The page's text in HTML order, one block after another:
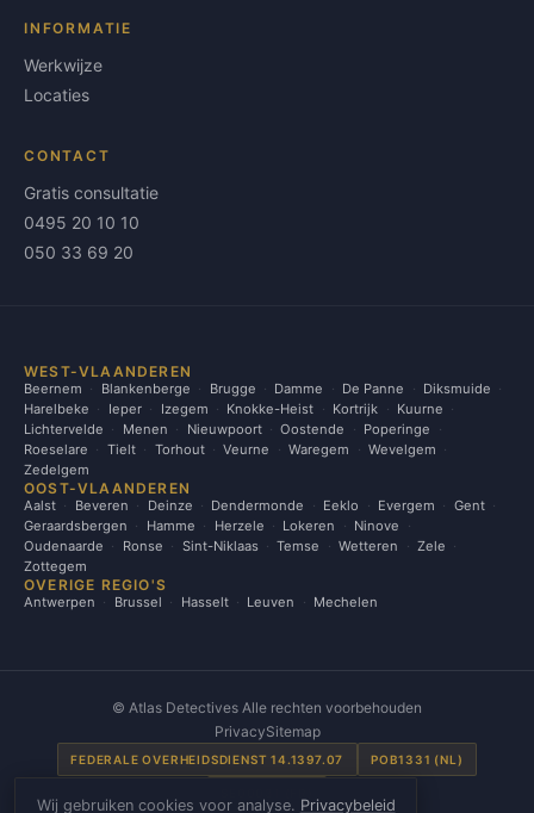
INFORMATIE
Werkwijze
Locaties
CONTACT
Gratis consultatie
0495 20 10 10
050 33 69 20
WEST-VLAANDEREN
Beernem Blankenberge Brugge Damme De Panne
Diksmuide
Harelbeke
Ieper Izegem Knokke-Heist Kortrijk
Kuurne
Lichtervelde
Menen Nieuwpoort Oostende
Poperinge
Roeselare
Tielt Torhout Veurne Waregem
Wevelgem
Zedelgem
OOST-VLAANDEREN
Aalst Beveren Deinze Dendermonde Eeklo Evergem
Gent
Geraardsbergen
Hamme Herzele Lokeren
Ninove
Oudenaarde
Ronse Sint-Niklaas Temse Wetteren
Zele
Zottegem
OVERIGE REGIO'S
Antwerpen Brussel Hasselt Leuven Mechelen
© Atlas Detectives Alle rechten voorbehouden
PrivacySitemap
FEDERALE OVERHEIDSDIENST 14.1397.07 POB1331 (NL)
Wij gebruiken cookies voor analyse. Privacybeleid